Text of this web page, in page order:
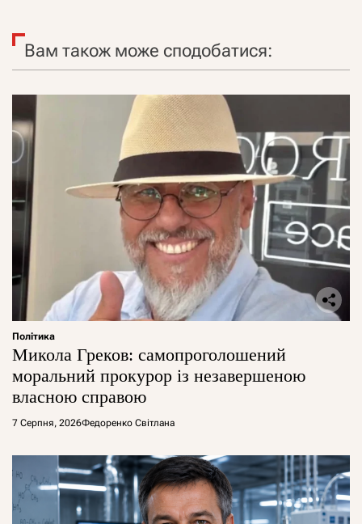
Вам також може сподобатися:
Політика
Микола Греков: самопроголошений
моральний прокурор із незавершеною
власною справою
7 Серпня, 2026Федоренко Світлана